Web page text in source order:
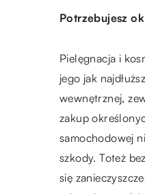
Potrzebujesz
Pielęgnacja i
jego jak
wewnętrznej,
zakup
samochodowej
szkody. Toteż
się